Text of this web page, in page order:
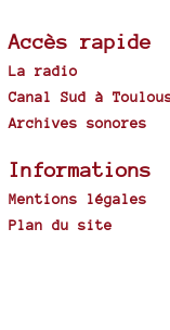
Accès rapide
La radio
Canal Sud à
Archives sonores
Informations
Mentions légales
Plan du site